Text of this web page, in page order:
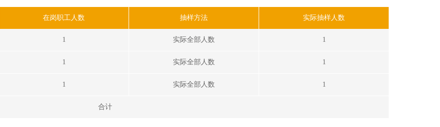
在岗职工人数 抽样方法 实际抽样人数
1 实际全部人数 1
1 实际全部人数 1
1 实际全部人数 1
合计